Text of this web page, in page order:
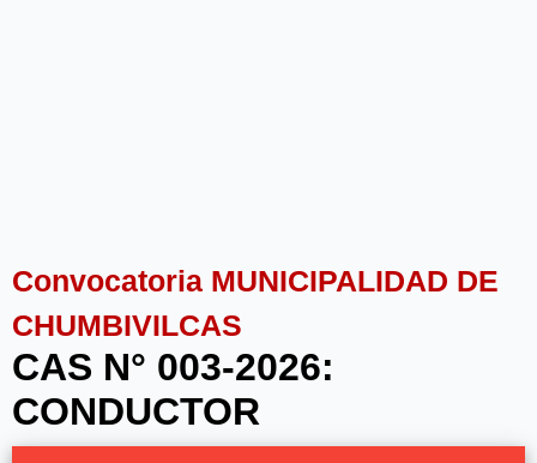
Convocatoria MUNICIPALIDAD DE
CHUMBIVILCAS
CAS N° 003-2026:
CONDUCTOR